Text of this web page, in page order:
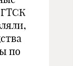
ГТСК
по